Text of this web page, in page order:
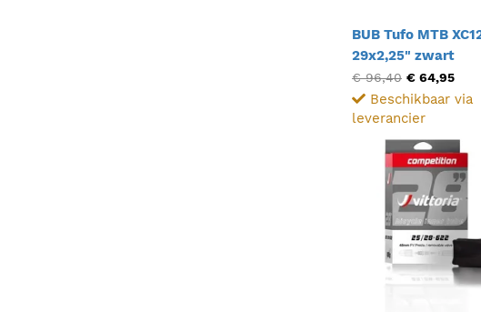
BUB Tufo MTB
29x2,25" zwart
€ 96,40 € 64,95
Beschikbaar via
leverancier